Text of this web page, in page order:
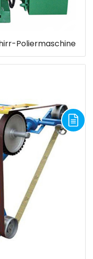
Poliermaschine